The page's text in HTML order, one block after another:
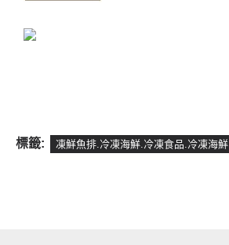
標籤: 凍鮮魚排.冷凍海鮮.冷凍食品.冷凍海鮮